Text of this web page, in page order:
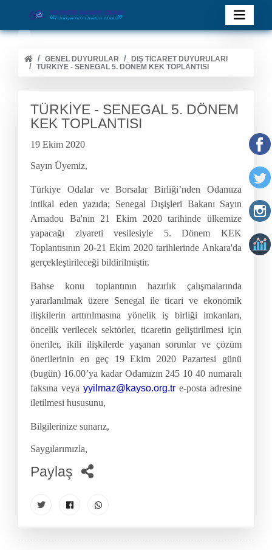
GENEL DUYURULAR
DIŞ TİCARET DUYURULARI
TÜRKİYE - SENEGAL 5. DÖNEM KEK TOPLANTISI
TÜRKİYE - SENEGAL 5. DÖNEM
KEK TOPLANTISI
19 Ekim 2020
Sayın Üyemiz,
Türkiye Odalar ve Borsalar Birliği’nden Odamıza
intikal eden yazıda; Senegal Dışişleri Bakanı Sayın
Amadou Ba'nın 21 Ekim 2020 tarihinde ülkemize
yapacağı ziyareti vesilesiyle 5. Dönem KEK
Toplantısının 20-21 Ekim 2020 tarihlerinde Ankara'da
gerçekleştirileceği bildirilmiştir.
Bahse konu toplantının hazırlık çalışmalarında
yararlanılmak üzere Senegal ile ticari ve ekonomik
ilişkilerin arttırılmasına yönelik iş birliği imkanları,
öncelik verilecek sektörler, ticaretin geliştirilmesi için
öneriler, ikili ilişkilerde yaşanan sorunlar ve çözüm
önerilerinin en geç 19 Ekim 2020 Pazartesi günü
(bugün) 16.00’ya kadar Odamızın 245 10 40 numaralı
faksına veya yyilmaz@kayso.org.tr e-posta adresine
iletilmesi hususunu,
Bilgilerinize sunarız,
Saygılarımızla,
Paylaş